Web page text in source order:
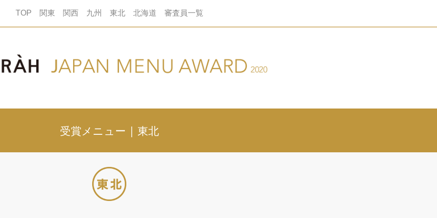
TOP 関東 関西 九州 東北 北海道 審査員一覧
受賞メニュー | 東北